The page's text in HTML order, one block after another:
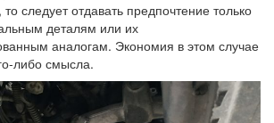
следует отдавать предпочтение только
деталям или их
аналогам. Экономия в этом случае
либо смысла.